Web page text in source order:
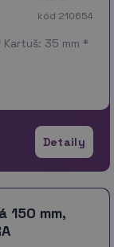
kód 210654
35 mm *
Detaily
150 mm,